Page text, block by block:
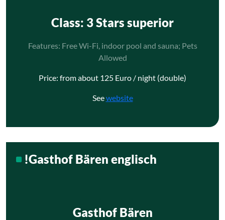
Class: 3 Stars superior
Features: Free Wi-Fi, indoor pool and sauna; Pets
Allowed
Price: from about 125 Euro / night (double)
Seewebsite
!Gasthof Bären englisch
Gasthof Bären